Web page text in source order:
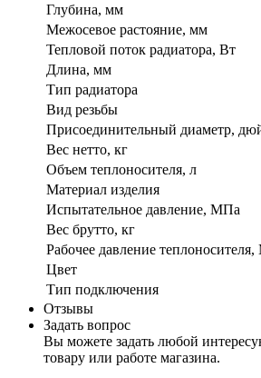
Глубина, мм
Межосевое растояние, мм
Тепловой поток радиатора, Вт
Длина, мм
Тип радиатора
Вид резьбы
Присоединительный диаметр,
Вес нетто, кг
Объем теплоносителя, л
Материал изделия
Испытательное давление, МПа
Вес брутто, кг
Рабочее давление
Цвет
Тип подключения
Отзывы
Задать вопрос
Вы можете задать любой
товару или работе магазина.